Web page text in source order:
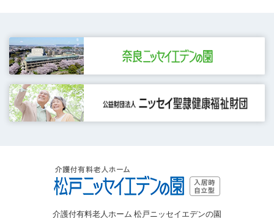
介護付有料老人ホーム 松戸ニッセイエデンの園